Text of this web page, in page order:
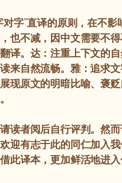
字”直译的原则，在不
也不减，因中文需要不
译。达：注重上下文的
来自然流畅。雅：追求
现原文的明暗比喻、褒
读者阅后自行评判。然
迎有志于此的同仁加入
此译本，更加鲜活地进